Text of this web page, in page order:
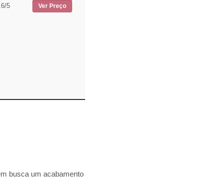
5 Ver Preço
busca um acabamento